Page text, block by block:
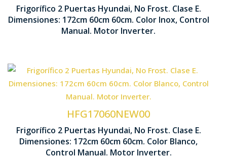
Frigorífico 2 Puertas Hyundai, No Frost. Clase E.
Dimensiones: 172cm 60cm 60cm. Color Inox, Control
Manual. Motor Inverter.
Control Manual 1720 x 600 x
HFG17060NEW00
Frigorífico 2 Puertas Hyundai, No Frost. Clase E.
Dimensiones: 172cm 60cm 60cm. Color Blanco,
Control Manual. Motor Inverter.
Tecnología No Frost
Motor Inverter
Control Manual 1720 x 600 x